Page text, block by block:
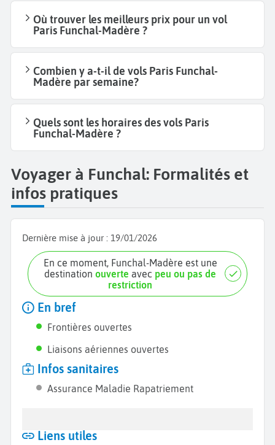
Où trouver les meilleurs prix pour un vol
Paris Funchal-Madère ?
Combien y a-t-il de vols Paris Funchal-
Madère par semaine?
Quels sont les horaires des vols Paris
Funchal-Madère ?
Voyager à Funchal: Formalités et
infos pratiques
Dernière mise à jour : 19/01/2026
En ce moment, Funchal-Madère est une
destinationouverte avec peu ou pas de
restriction
En bref
Frontières ouvertes
Liaisons aériennes ouvertes
Infos sanitaires
Assurance Maladie Rapatriement
Liens utiles